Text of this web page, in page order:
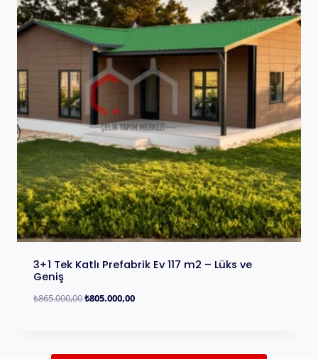
3+1 Tek Katlı Prefabrik Ev 117 m2 – Lüks ve
Geniş
₺865.000,00₺805.000,00